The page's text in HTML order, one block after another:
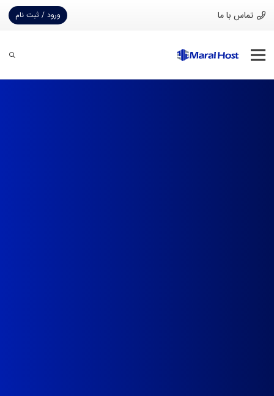
تماس با ما ورود / ثبت نام